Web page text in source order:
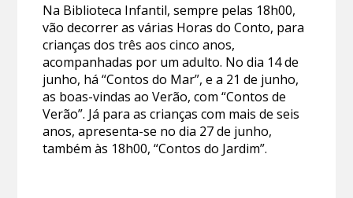
Na Biblioteca Infantil, sempre pelas 18h00,
vão decorrer as várias Horas do Conto, para
crianças dos três aos cinco anos,
acompanhadas por um adulto. No dia 14 de
junho, há “Contos do Mar”, e a 21 de junho,
as boas-vindas ao Verão, com “Contos de
Verão”. Já para as crianças com mais de seis
anos, apresenta-se no dia 27 de junho,
também às 18h00, “Contos do Jardim”.